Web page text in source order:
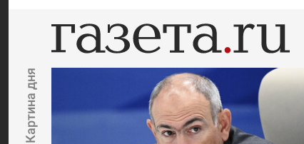
Картина дня